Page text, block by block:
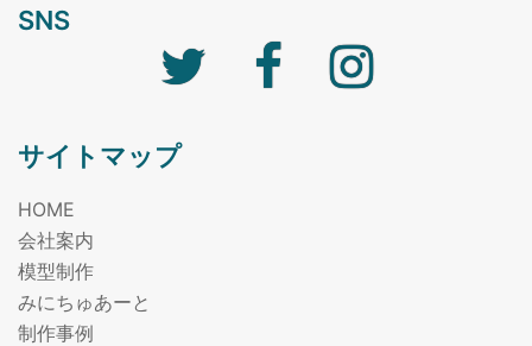
SNS
サイトマップ
HOME
会社案内
模型制作
みにちゅあーと
制作事例